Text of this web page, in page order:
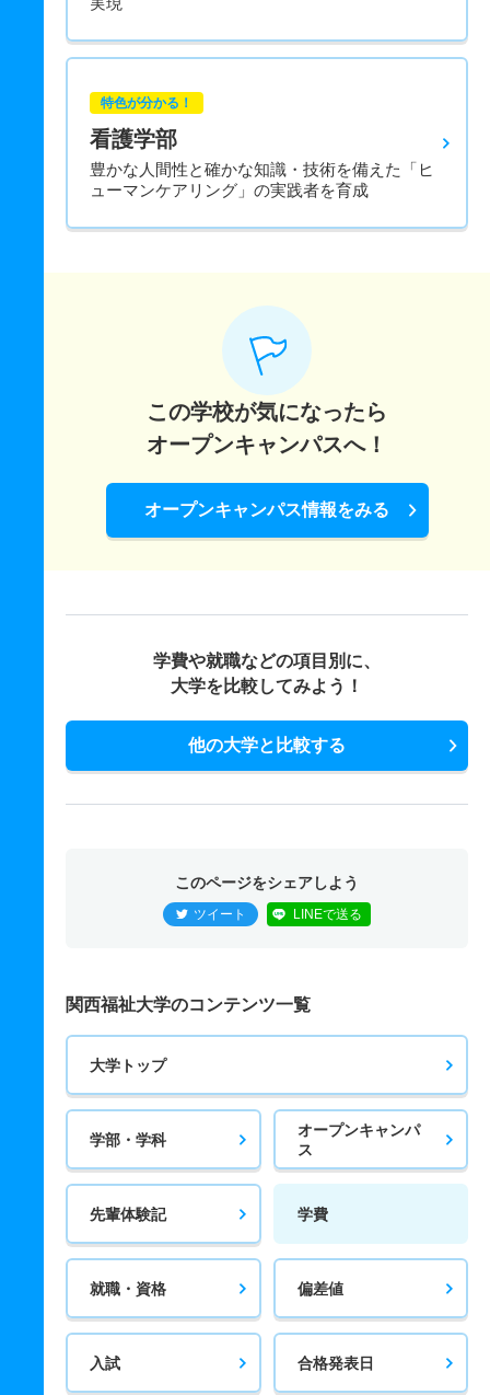
特色が分かる！
看護学部
豊かな人間性と確かな知識・技術を備えた「ヒ
ューマンケアリング」の実践者を育成
この学校が気になったら
オープンキャンパスへ！
オープンキャンパス情報をみる
学費や就職などの項目別に、
大学を比較してみよう！
他の大学と比較する
このページをシェアしよう
ツイート LINEで送る
関西福祉大学のコンテンツ一覧
大学トップ
学部・学科
オープンキャンパ
ス
先輩体験記 学費
就職・資格 偏差値
入試 合格発表日